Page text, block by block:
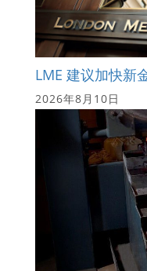
LME 建议加快新
2026年8月10日